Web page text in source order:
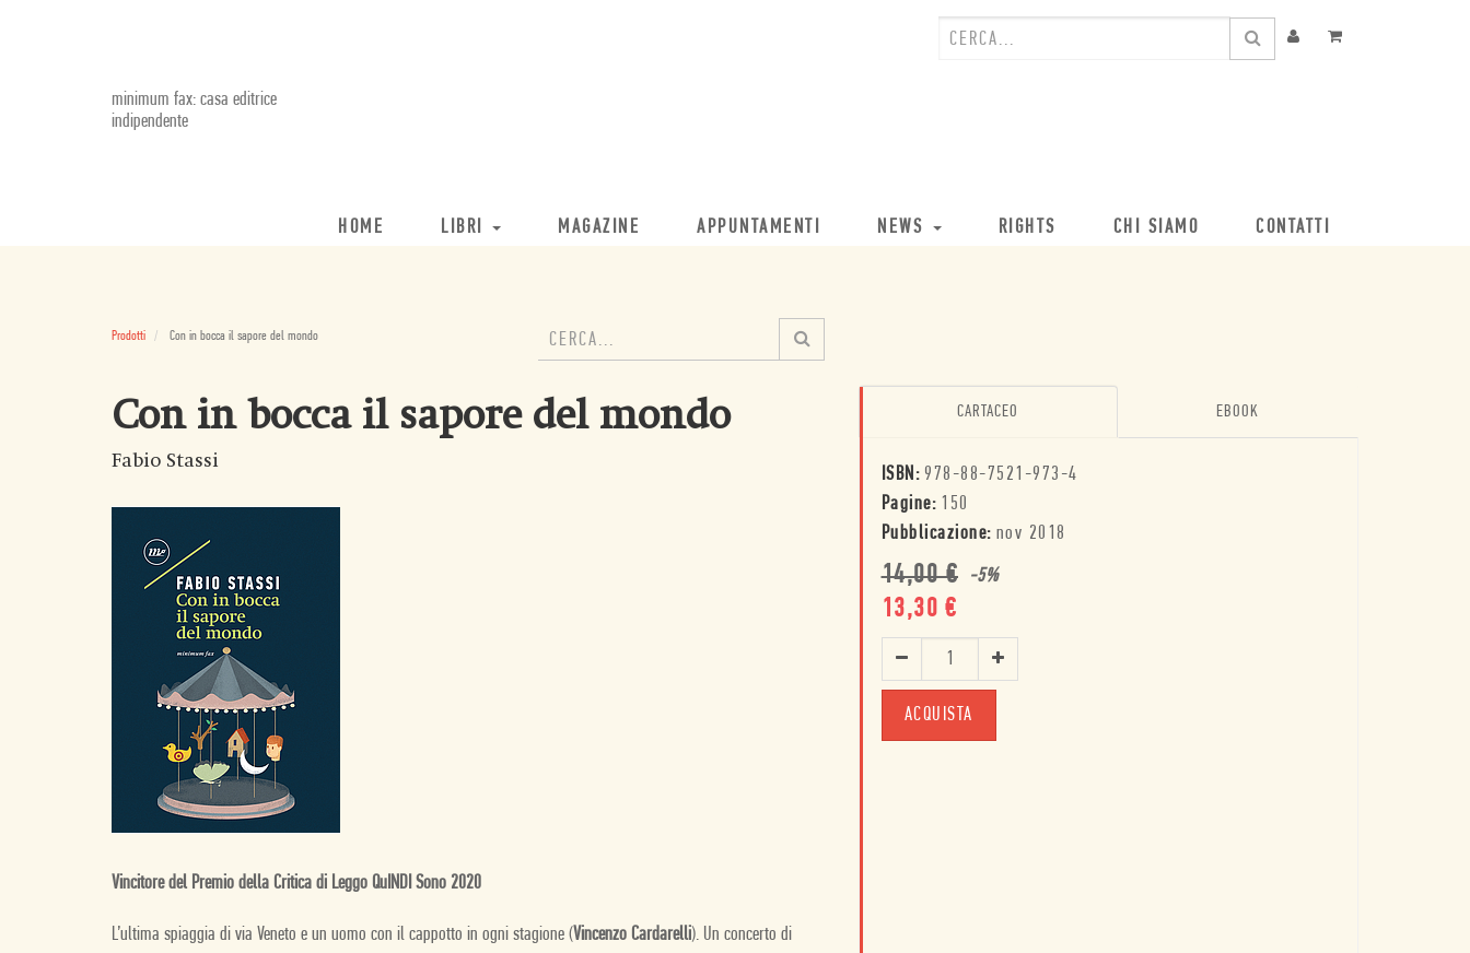
minimum fax: casa editrice
indipendente
HOME LIBRI MAGAZINE APPUNTAMENTI NEWS RIGHTS CHI SIAMO CONTATTI
Prodotti Con in bocca il sapore del mondo
Con in bocca il sapore del mondo
Fabio Stassi
Vincitore del Premio della Critica di Leggo QuINDI Sono 2020
L’ultima spiaggia di via Veneto e un uomo con il cappotto in ogni stagione (Vincenzo Cardarelli). Un concerto di
CARTACEO EBOOK
ISBN: 978-88-7521-973-4
Pagine: 150
Pubblicazione: nov 2018
14,00€ -5%
13,30 €
ACQUISTA